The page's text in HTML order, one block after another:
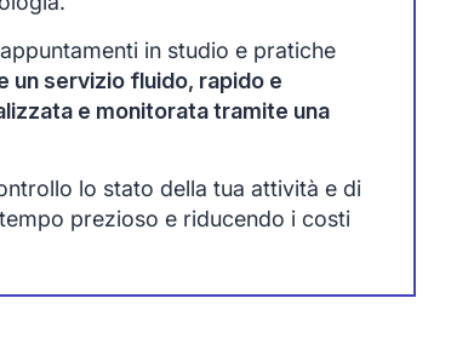
in studio e pratiche
servizio fluido, rapido e
e monitorata tramite una
lo stato della tua attività e di
prezioso e riducendo i costi